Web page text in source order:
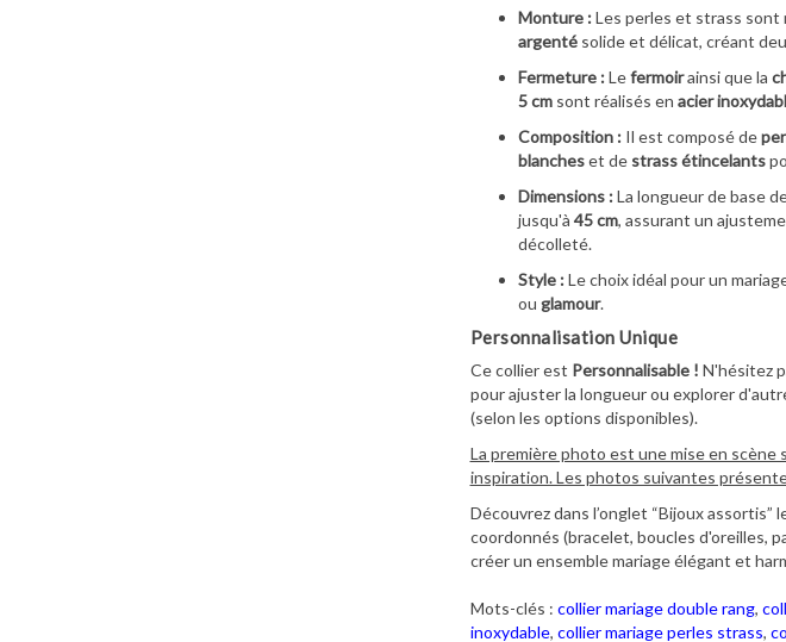
Monture :Les perles et strass sont
argentésolide et délicat, créant
Fermeture :Lefermoirainsi que la
5 cmsont réalisés en acier
Composition :Il est composé de
blancheset de strass étincelants
Dimensions :La longueur de base
jusqu'à 45 cm, assurant un
décolleté.
Style :Le choix idéal pour un
ou glamour.
Personnalisation Unique
Ce collier est Personnalisable ! N'hésitez
pour ajuster la longueur ou explorer
(selon les options disponibles).
La première photo est une mise en scène
inspiration. Les photos suivantes
Découvrez dans l’onglet “Bijoux assortis”
coordonnés (bracelet, boucles d'oreilles,
créer un ensemble mariage élégant et
Mots-clés : collier mariage double rang,
inoxydable, collier mariage perles strass,